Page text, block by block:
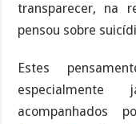
transparecer, na
pensou sobre
Estes
acompanhados